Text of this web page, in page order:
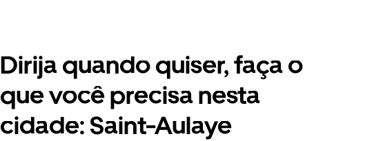
Dirija quando quiser, faça o
que você precisa nesta
cidade: Saint-Aulaye